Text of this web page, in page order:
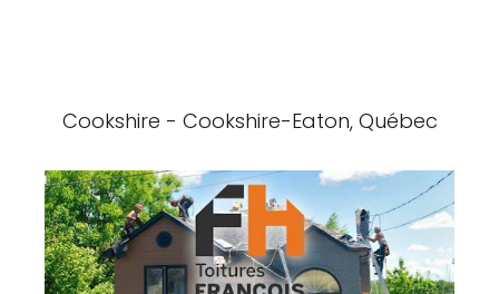
Cookshire - Cookshire-Eaton, Québec